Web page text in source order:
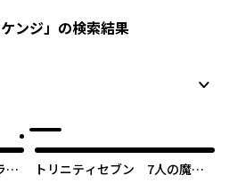
ンジ」の検索結果
イ
トリニティセブン 7人の魔書